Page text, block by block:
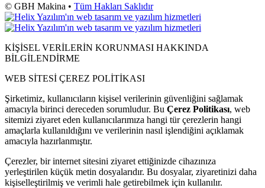
© GBH Makina • Tüm Hakları Saklıdır
KİŞİSEL VERİLERİN KORUNMASI HAKKINDA
BİLGİLENDİRME
WEB SİTESİ ÇEREZ POLİTİKASI
Şirketimiz, kullanıcıların kişisel verilerinin güvenliğini sağlamak
amacıyla birinci dereceden sorumludur. Bu Çerez Politikası, web
sitemizi ziyaret eden kullanıcılarımıza hangi tür çerezlerin hangi
amaçlarla kullanıldığını ve verilerinin nasıl işlendiğini açıklamak
amacıyla hazırlanmıştır.
Çerezler, bir internet sitesini ziyaret ettiğinizde cihazınıza
yerleştirilen küçük metin dosyalarıdır. Bu dosyalar, ziyaretinizi daha
kişiselleştirilmiş ve verimli hale getirebilmek için kullanılır.